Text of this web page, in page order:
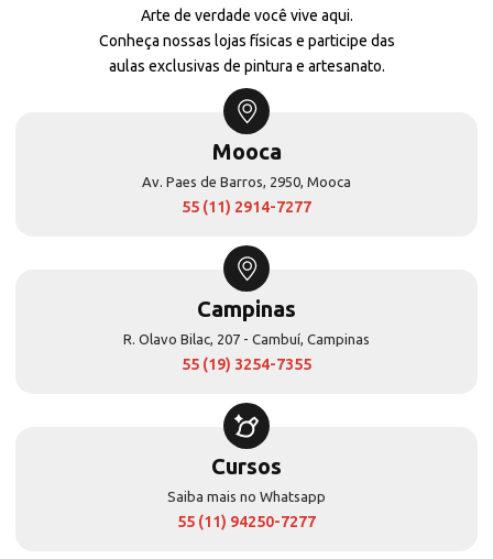
Arte de verdade você vive aqui.
Conheça nossas lojas físicas e participe das
aulas exclusivas de pintura e artesanato.
Mooca
Av. Paes de Barros, 2950, Mooca
55 (11) 2914-7277
Campinas
R. Olavo Bilac, 207 - Cambuí, Campinas
55 (19) 3254-7355
Cursos
Saiba mais no Whatsapp
55 (11) 94250-7277